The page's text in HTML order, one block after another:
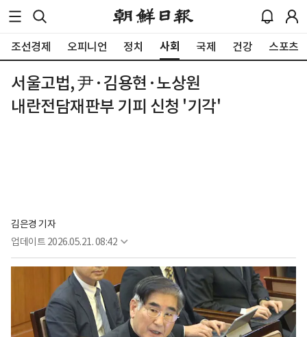
조선경제 오피니언 정치 사회 국제 건강 스포츠
서울고법, 尹·김용현·노상원
내란전담재판부 기피 신청 '기각'
김은경 기자
업데이트 2026.05.21. 08:42